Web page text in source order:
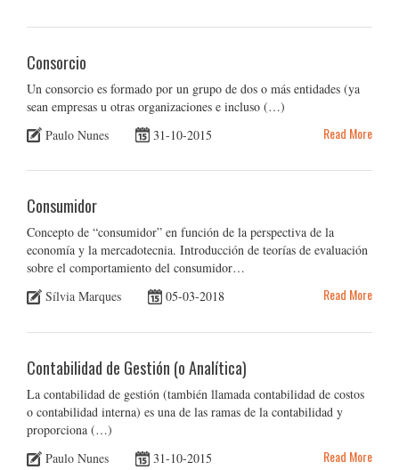
Consorcio
Un consorcio es formado por un grupo de dos o más entidades (ya
sean empresas u otras organizaciones e incluso (…)
Paulo Nunes
31-10-2015 Read More
Consumidor
Concepto de “consumidor” en función de la perspectiva de la
economía y la mercadotecnia. Introducción de teorías de evaluación
sobre el comportamiento del consumidor…
Sílvia Marques
05-03-2018 Read More
Contabilidad de Gestión (o Analítica)
La contabilidad de gestión (también llamada contabilidad de costos
o contabilidad interna) es una de las ramas de la contabilidad y
proporciona (…)
Paulo Nunes
31-10-2015 Read More